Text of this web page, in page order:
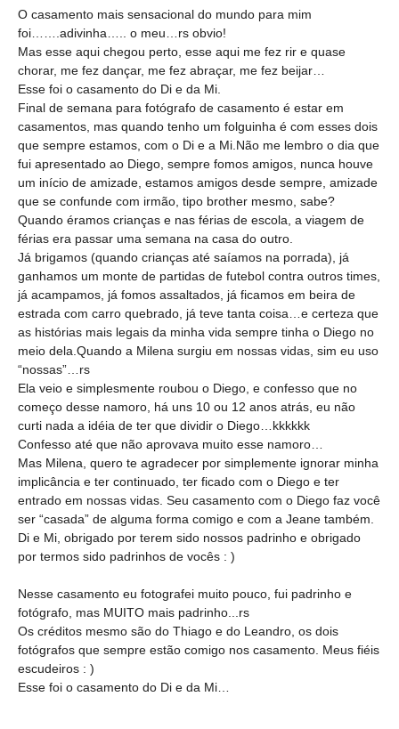
O casamento mais sensacional do mundo para mim
foi…….adivinha….. o meu…rs obvio!
Mas esse aqui chegou perto, esse aqui me fez rir e quase
chorar, me fez dançar, me fez abraçar, me fez beijar…
Esse foi o casamento do Di e da Mi.
Final de semana para fotógrafo de casamento é estar em
casamentos, mas quando tenho um folguinha é com esses dois
que sempre estamos, com o Di e a Mi.Não me lembro o dia que
fui apresentado ao Diego, sempre fomos amigos, nunca houve
um início de amizade, estamos amigos desde sempre, amizade
que se confunde com irmão, tipo brother mesmo, sabe?
Quando éramos crianças e nas férias de escola, a viagem de
férias era passar uma semana na casa do outro.
Já brigamos (quando crianças até saíamos na porrada), já
ganhamos um monte de partidas de futebol contra outros times,
já acampamos, já fomos assaltados, já ficamos em beira de
estrada com carro quebrado, já teve tanta coisa…e certeza que
as histórias mais legais da minha vida sempre tinha o Diego no
meio dela.Quando a Milena surgiu em nossas vidas, sim eu uso
“nossas”…rs
Ela veio e simplesmente roubou o Diego, e confesso que no
começo desse namoro, há uns 10 ou 12 anos atrás, eu não
curti nada a idéia de ter que dividir o Diego…kkkkkk
Confesso até que não aprovava muito esse namoro…
Mas Milena, quero te agradecer por simplemente ignorar minha
implicância e ter continuado, ter ficado com o Diego e ter
entrado em nossas vidas. Seu casamento com o Diego faz você
ser “casada” de alguma forma comigo e com a Jeane também.
Di e Mi, obrigado por terem sido nossos padrinho e obrigado
por termos sido padrinhos de vocês : )
Nesse casamento eu fotografei muito pouco, fui padrinho e
fotógrafo, mas MUITO mais padrinho...rs
Os créditos mesmo são do Thiago e do Leandro, os dois
fotógrafos que sempre estão comigo nos casamento. Meus fiéis
escudeiros : )
Esse foi o casamento do Di e da Mi…